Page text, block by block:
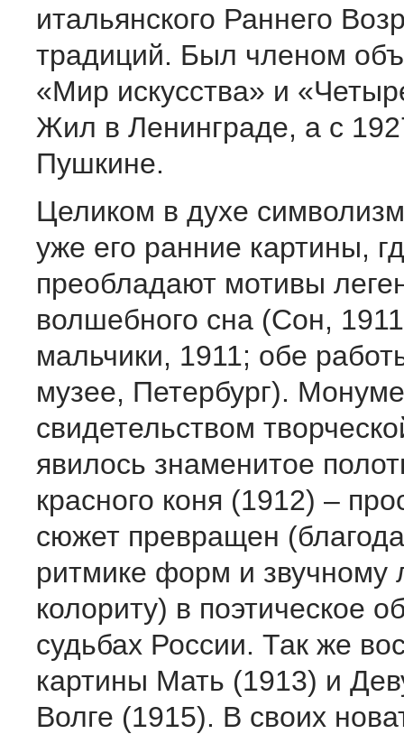
итальянского Раннего
традиций. Был членом
«Мир искусства» и
Жил в Ленинграде, а с
Пушкине.
Целиком в духе
уже его ранние картины,
преобладают мотивы
волшебного сна (Сон,
мальчики, 1911; обе
музее, Петербург).
свидетельством
явилось знаменитое
красного коня (1912) –
сюжет превращен
ритмике форм и звучному
колориту) в поэтическое
судьбах России. Так же
картины Мать (1913) и
Волге (1915). В своих